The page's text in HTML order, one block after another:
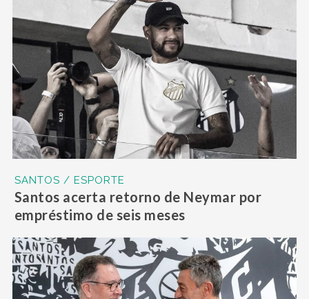
SANTOS / ESPORTE
Santos acerta retorno de Neymar por
empréstimo de seis meses